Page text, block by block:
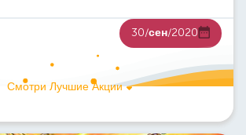
30/сен/2020
Смотри Лучшие Акции